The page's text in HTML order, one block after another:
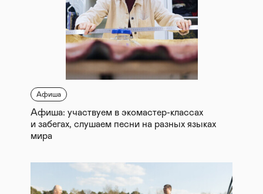
Афиша
Афиша: участвуем в экомастер-классах
и забегах, слушаем песни на разных языках
мира